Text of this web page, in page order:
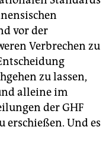
vor der
Verbrechen zu
zu lassen,
alleine im
der GHF
erschießen. Und es